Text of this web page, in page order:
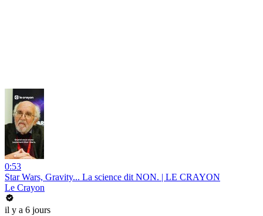
0:53
Star Wars, Gravity... La science dit NON. | LE CRAYON
Le Crayon
il y a 6 jours